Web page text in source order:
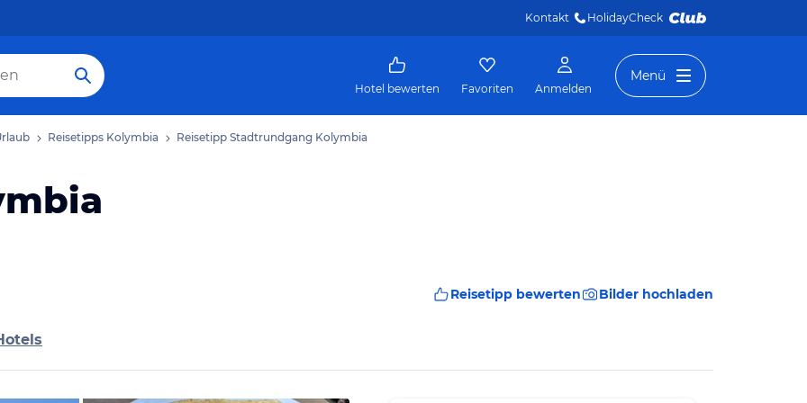
Kontakt HolidayCheck
Hotel bewerten Favoriten Anmelden
Menü
Reisetipps Kolymbia Reisetipp Stadtrundgang Kolymbia
Reisetipp bewerten Bilder hochladen